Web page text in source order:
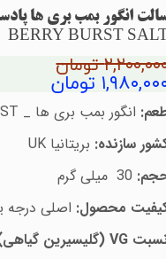
BERRY BURST
تومان
تومان
انگور بمب بری ها _
سازنده: بریتانیا UK
30 میلی گرم
محصول: اصلی
VG (گلیسیرین